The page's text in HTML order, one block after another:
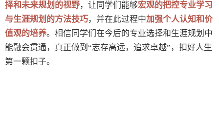
择和未来规划的视野，让同学们能够宏观的把控专业学习
与生涯规划的方法技巧，并在此过程中加强个人认知和价
值观的培养。相信同学们在今后的专业选择和生涯规划中
能融会贯通，真正做到“志存高远，追求卓越”，扣好人生
第一颗扣子。